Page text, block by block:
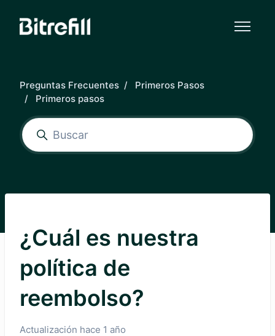
Preguntas Frecuentes
Primeros Pasos
Primeros pasos
¿Cuál es nuestra
política de
reembolso?
Actualización hace 1 año